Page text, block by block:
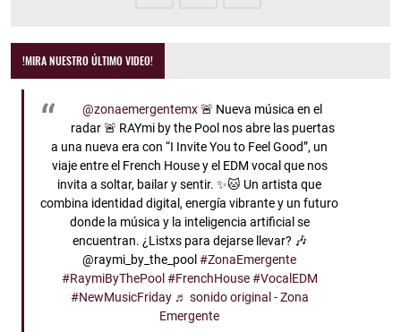
!MIRA NUESTRO ÚLTIMO VIDEO!
@zonaemergentemx🚨 Nueva música en el
radar 🚨 RAYmi by the Pool nos abre las puertas
a una nueva era con “I Invite You to Feel Good”, un
viaje entre el French House y el EDM vocal que nos
invita a soltar, bailar y sentir. ✨🐱 Un artista que
combina identidad digital, energía vibrante y un futuro
donde la música y la inteligencia artificial se
encuentran. ¿Listxs para dejarse llevar? 🎶
@raymi_by_the_pool#ZonaEmergente
#RaymiByThePool #FrenchHouse #VocalEDM
#NewMusicFriday ♬ sonido original - Zona
Emergente